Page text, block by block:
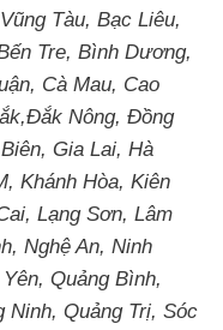
Tàu, Bạc Liêu,
Tre, Bình Dương,
Cà Mau, Cao
Nông, Đồng
Gia Lai, Hà
Khánh Hòa, Kiên
Lạng Sơn, Lâm
Nghệ An, Ninh
Quảng Bình,
Ninh, Quảng Trị, Sóc